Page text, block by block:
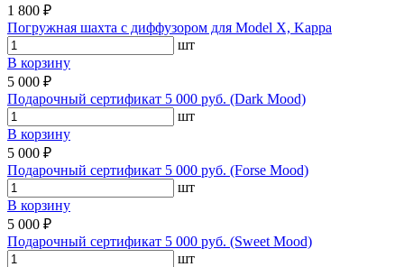
1 800 ₽
Погружная шахта с диффузором для Model Х, Kappa
шт
В корзину
5 000 ₽
Подарочный сертификат 5 000 руб. (Dark Mood)
шт
В корзину
5 000 ₽
Подарочный сертификат 5 000 руб. (Forse Mood)
шт
В корзину
5 000 ₽
Подарочный сертификат 5 000 руб. (Sweet Mood)
шт